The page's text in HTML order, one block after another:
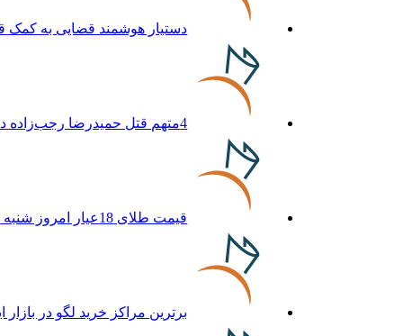
دستیار هوشمند قضایی به کمک
4متهم قتل حمیدرضا رجب‌زاده دستگیر شدند
قیمت طلای 18عیار امروز شنبه 17مرداد/ افزایش قیمت + جدول و جزئیات
برترین مراکز خرید لگو در بازار